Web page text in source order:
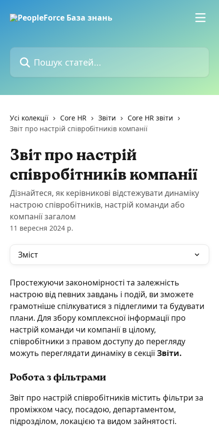
Пошук статей...
Усі колекції Core HR Звіти
Core HR звіти
Звіт про настрій співробітників компанії
Звіт про настрій
співробітників компанії
Дізнайтеся, як керівникові відстежувати динаміку
настрою співробітників, настрій команди або
компанії загалом
11 вересня 2024 р.
Зміст
Простежуючи закономірності та залежність
настрою від певних завдань і подій, ви зможете
грамотніше спілкуватися з підлеглими та будувати
плани. Для збору комплексної інформації про
настрій команди чи компанії в цілому,
співробітники з правом доступу до перегляду
можуть переглядати динаміку в секції Звіти.
Робота з фільтрами
Звіт про настрій співробітників містить фільтри за
проміжком часу, посадою, департаментом,
підрозділом, локацією та видом зайнятості.